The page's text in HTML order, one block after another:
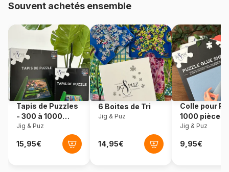
Référence Yazz-3894
EAN 8699375062250
Nombre de pièces 1000 pièces
Dimensions 48 x 68 cm
Souvent achetés ensemble
Tapis de Puzzles
- 300 à 1000
pièces
Jig & Puz
6 Boites de Tri
Jig & Puz
Colle pour
1000 pièces
Jig & Puz